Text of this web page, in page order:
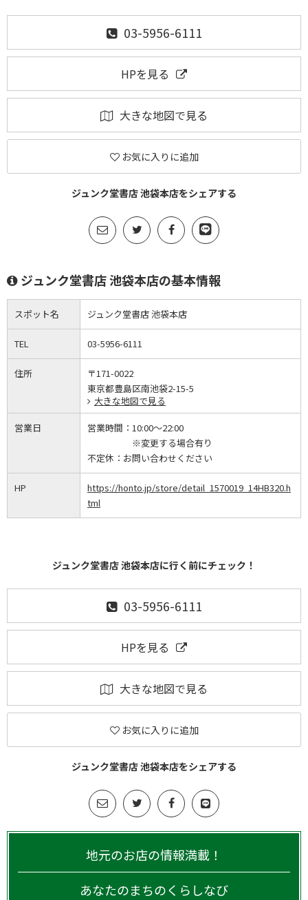
03-5956-6111
HPを見る
大きな地図で見る
お気に入りに追加
ジュンク堂書店 池袋本店をシェアする
ジュンク堂書店 池袋本店の基本情報
スポット名 ジュンク堂書店 池袋本店
TEL 03-5956-6111
住所
〒171-0022
東京都豊島区南池袋2-15-5
大きな地図で見る
営業日 営業時間： 10:00～22:00
※変更する場合有り
不定休： お問い合わせください
HP
https://honto.jp/store/detail_1570019_14HB320.h
tml
ジュンク堂書店 池袋本店に行く前にチェック！
03-5956-6111
HPを見る
大きな地図で見る
お気に入りに追加
ジュンク堂書店 池袋本店をシェアする
地元のお店の情報満載！
あなたのまちのくらしなび